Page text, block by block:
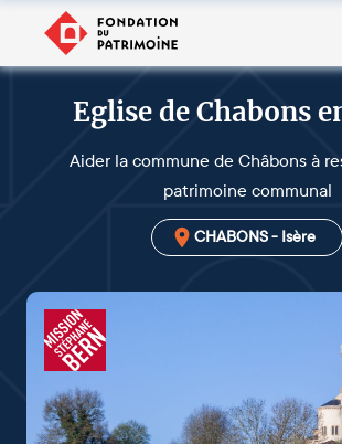
Eglise de Chabons
Aider la commune de Châbons à
patrimoine communal
CHABONS - Isère